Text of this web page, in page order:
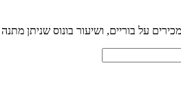
על בוריים, ושיעור בונוס שניתן